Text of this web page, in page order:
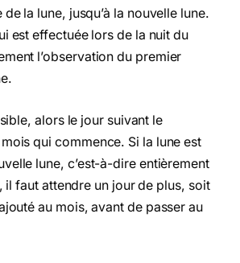
la lune, jusqu’à la nouvelle lune.
est effectuée lors de la nuit du
l’observation du premier
alors le jour suivant le
qui commence. Si la lune est
lune, c’est-à-dire entièrement
il faut attendre un jour de plus, soit
au mois, avant de passer au